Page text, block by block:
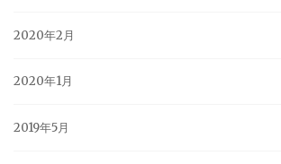
2020年2月
2020年1月
2019年5月